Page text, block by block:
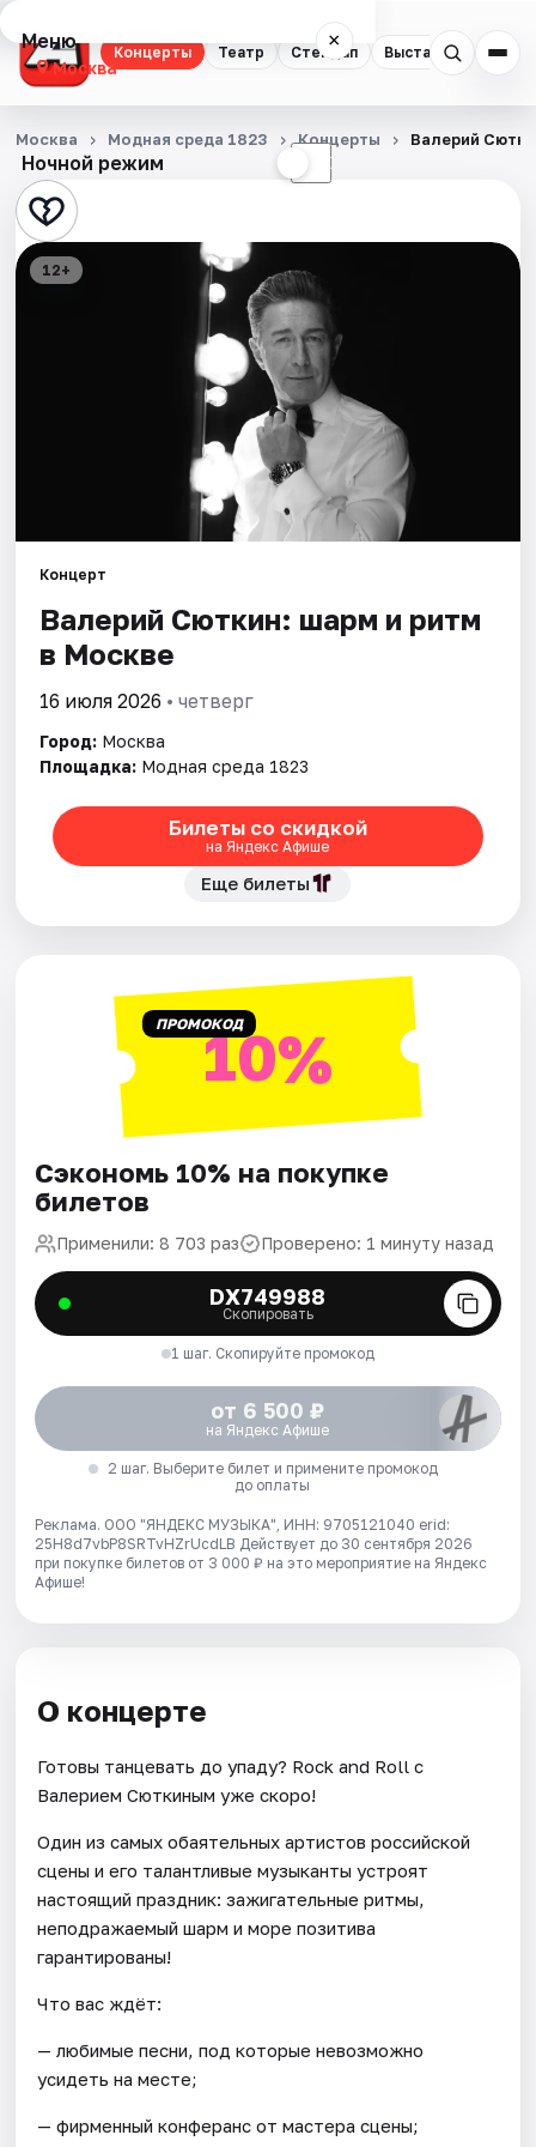
Концерты Театр Стендап Выставки
Меню ×
Москва
Концерты
Театр
Стендап
Площадки
Артисты
Рейтинги
Ночной режим ☾
Москва Модная среда 1823 Концерты Валерий
12+
Концерт
Валерий Сюткин: шарм и ритм
в Москве
16 июля 2026 • четверг
Город: Москва
Площадка: Модная среда 1823
Билеты со скидкой
на Яндекс Афише
Еще билеты
ПРОМОКОД10%
Сэкономь 10% на покупке
билетов
Применили: 8 703 раз Проверено: 1 минуту назад
DX749988
Скопировать
1 шаг. Скопируйте промокод
от 6 500 ₽
на Яндекс Афише
2 шаг. Выберите билет и примените промокод
до оплаты
Реклама. ООО "ЯНДЕКС МУЗЫКА", ИНН: 9705121040 erid:
25H8d7vbP8SRTvHZrUcdLB Действует до 30 сентября 2026
при покупке билетов от 3 000 ₽ на это мероприятие на Яндекс
Афише!
О концерте
Готовы танцевать до упаду? Rock and Roll с
Валерием Сюткиным уже скоро!
Один из самых обаятельных артистов российской
сцены и его талантливые музыканты устроят
настоящий праздник: зажигательные ритмы,
неподражаемый шарм и море позитива
гарантированы!
Что вас ждёт:
— любимые песни, под которые невозможно
усидеть на месте;
— фирменный конферанс от мастера сцены;